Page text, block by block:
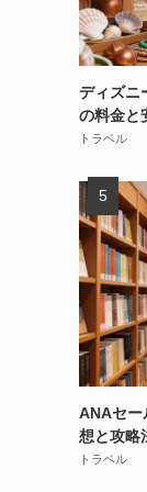
ディズニ
の料金と
トラベル
ANAセー
想と攻略
トラベル